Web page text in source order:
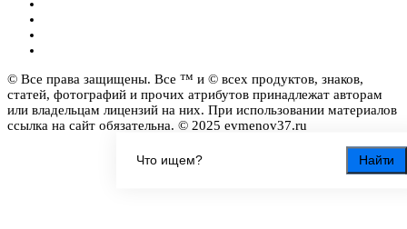
Найти
© Все права защищены. Все ™ и © всех продуктов, знаков,
статей, фотографий и прочих атрибутов принадлежат авторам
или владельцам лицензий на них. При использовании материалов
ссылка на сайт обязательна. © 2025 evmenov37.ru